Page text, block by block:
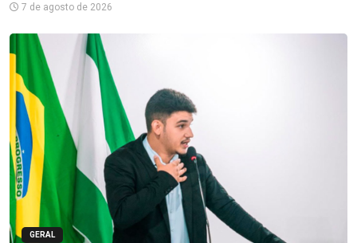
7 de agosto de 2026
GERAL